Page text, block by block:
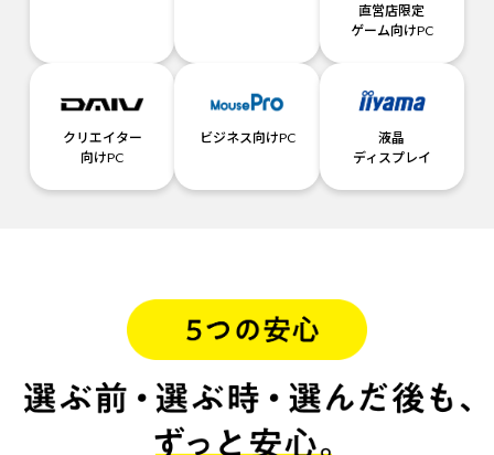
直営店限定
ゲーム向けPC
クリエイター
向けPC
ビジネス向けPC
液晶
ディスプレイ